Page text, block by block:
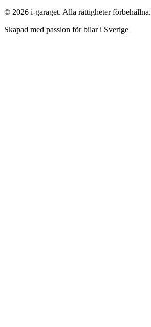
© 2026 i-garaget. Alla rättigheter förbehållna.
Skapad med passion för bilar i Sverige